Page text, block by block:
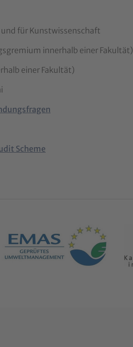
für Kunstwissenschaft
innerhalb einer Fakultät)
einer Fakultät)
Scheme